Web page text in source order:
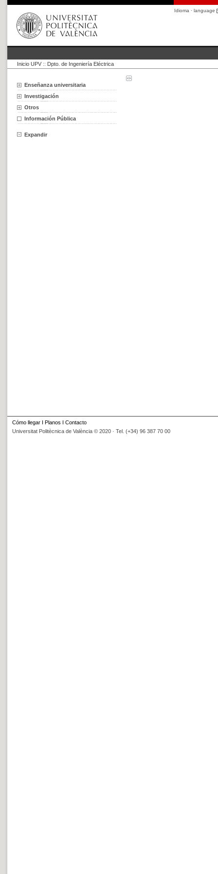
Idioma · language
Inicio UPV :: Dpto. de Ingeniería Eléctrica
Enseñanza universitaria
Investigación
Otros
Información Pública
Expandir
Cómo llegar I Planos I Contacto
Universitat Politècnica de València © 2020 · Tel. (+34) 96 387 70 00